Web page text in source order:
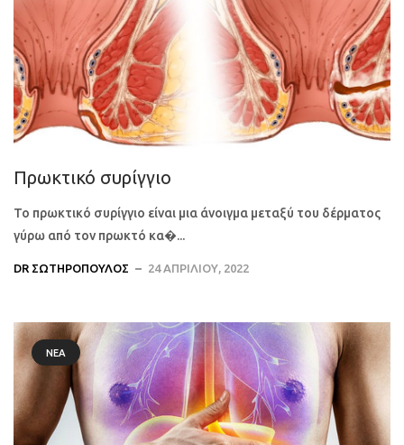
Πρωκτικό συρίγγιο
Το πρωκτικό συρίγγιο είναι μια άνοιγμα μεταξύ του δέρματος
γύρω από τον πρωκτό κα�...
DR ΣΩΤΗΡΌΠΟΥΛΟΣ 24 ΑΠΡΙΛΊΟΥ, 2022
ΝΈΑ